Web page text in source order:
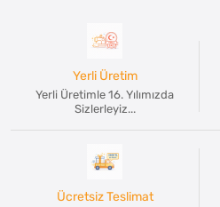
Yerli Üretim
Yerli Üretimle 16. Yılımızda
Sizlerleyiz...
Ücretsiz Teslimat